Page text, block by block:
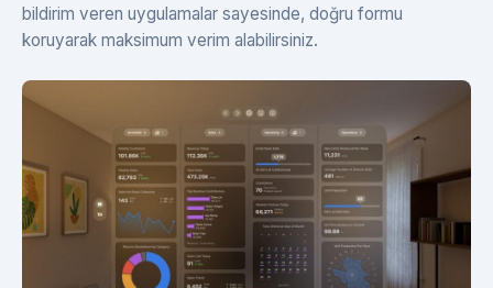
bildirim veren uygulamalar sayesinde, doğru formu
koruyarak maksimum verim alabilirsiniz.